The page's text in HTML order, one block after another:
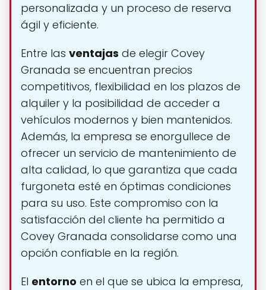
personalizada y un proceso de reserva
ágil y eficiente.
Entre las ventajas de elegir Covey
Granada se encuentran precios
competitivos, flexibilidad en los plazos de
alquiler y la posibilidad de acceder a
vehículos modernos y bien mantenidos.
Además, la empresa se enorgullece de
ofrecer un servicio de mantenimiento de
alta calidad, lo que garantiza que cada
furgoneta esté en óptimas condiciones
para su uso. Este compromiso con la
satisfacción del cliente ha permitido a
Covey Granada consolidarse como una
opción confiable en la región.
El entorno en el que se ubica la empresa,